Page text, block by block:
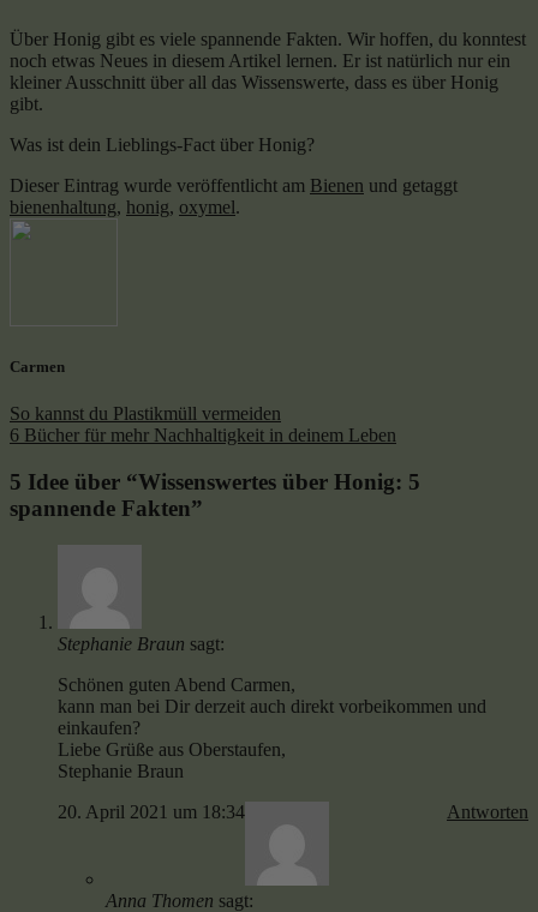
Über Honig gibt es viele spannende Fakten. Wir hoffen, du konntest
noch etwas Neues in diesem Artikel lernen. Er ist natürlich nur ein
kleiner Ausschnitt über all das Wissenswerte, dass es über Honig
gibt.
Was ist dein Lieblings-Fact über Honig?
Dieser Eintrag wurde veröffentlicht am Bienen und getaggt
bienenhaltung, honig, oxymel.
Carmen
So kannst du Plastikmüll vermeiden
6 Bücher für mehr Nachhaltigkeit in deinem Leben
5 Idee über “Wissenswertes über Honig: 5
spannende Fakten”
Stephanie Braun sagt:
Schönen guten Abend Carmen,
kann man bei Dir derzeit auch direkt vorbeikommen und
einkaufen?
Liebe Grüße aus Oberstaufen,
Stephanie Braun
20. April 2021 um 18:34
Antworten
Anna Thomen sagt: